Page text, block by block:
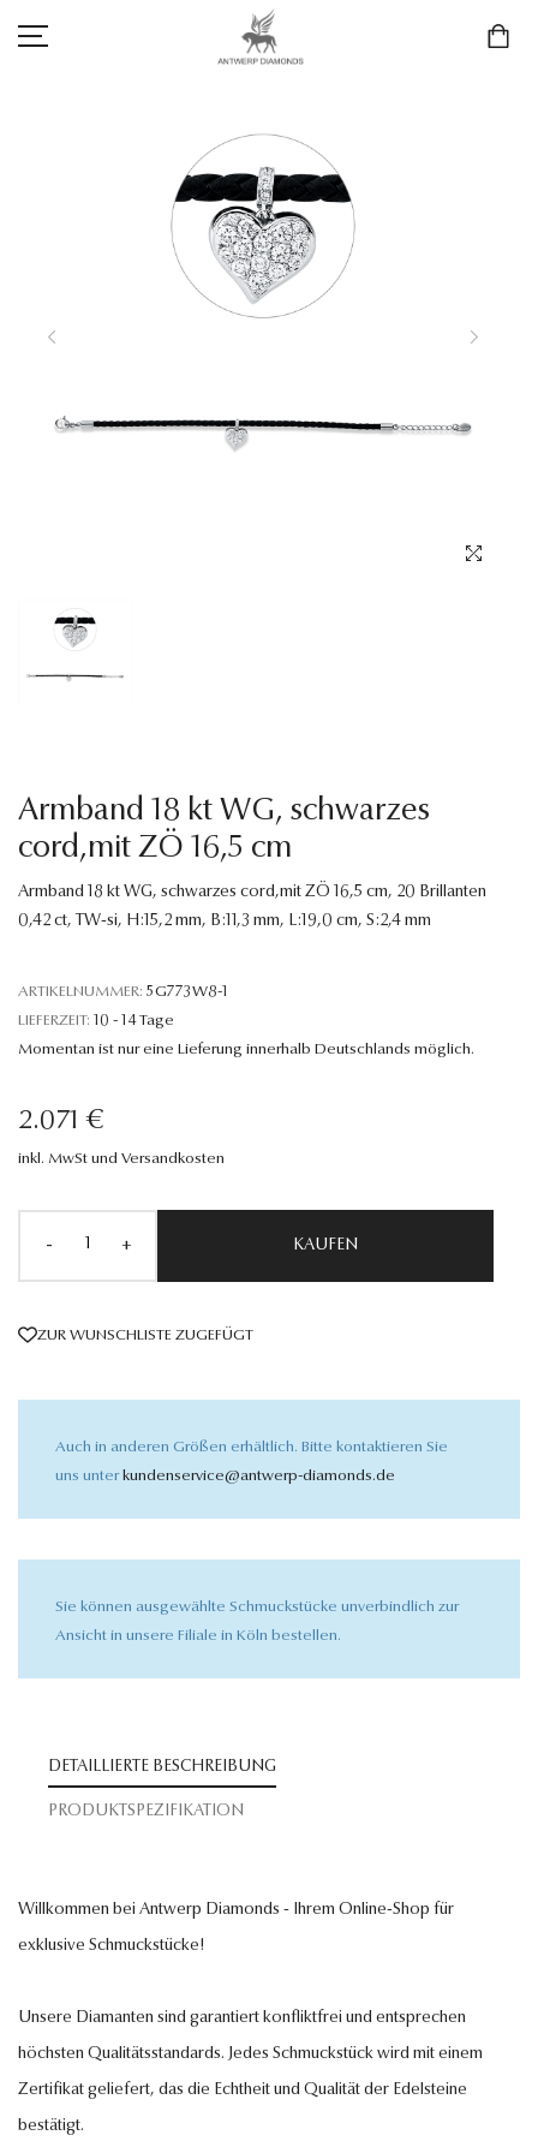
LIEBE & VERLOBUNG
ANTWERP DIAMONDS LUXURY COLLECTION
Armband 18 kt WG, schwarzes
cord,mit ZÖ 16,5 cm
Armband 18 kt WG, schwarzes cord,mit ZÖ 16,5 cm, 20 Brillanten
0,42 ct, TW-si, H:15,2 mm, B:11,3 mm, L:19,0 cm, S:2,4 mm
ARTIKELNUMMER: 5G773W8-1
LIEFERZEIT: 10 - 14 Tage
Momentan ist nur eine Lieferung innerhalb Deutschlands möglich.
2.071 €
inkl. MwSt und Versandkosten
- + KAUFEN
ZUR WUNSCHLISTE ZUGEFÜGT
Auch in anderen Größen erhältlich. Bitte kontaktieren Sie
uns unter kundenservice@antwerp-diamonds.de
Sie können ausgewählte Schmuckstücke unverbindlich zur
Ansicht in unsere Filiale in Köln bestellen.
DETAILLIERTE BESCHREIBUNG
PRODUKTSPEZIFIKATION
Willkommen bei Antwerp Diamonds - Ihrem Online-Shop für
exklusive Schmuckstücke!
Unsere Diamanten sind garantiert konfliktfrei und entsprechen
höchsten Qualitätsstandards. Jedes Schmuckstück wird mit einem
Zertifikat geliefert, das die Echtheit und Qualität der Edelsteine
bestätigt.